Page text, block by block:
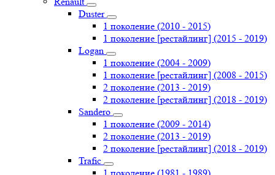
Duster
1 поколение (2010 - 2015)
1 поколение [рестайлинг] (2015 - 2019)
Logan
1 поколение (2004 - 2009)
1 поколение [рестайлинг] (2008 - 2015)
2 поколение (2013 - 2019)
2 поколение [рестайлинг] (2018 - 2019)
Sandero
1 поколение (2009 - 2014)
2 поколение (2013 - 2019)
2 поколение [рестайлинг] (2018 - 2019)
Trafic